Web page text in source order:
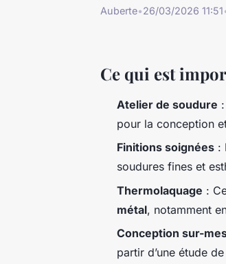
Auberte•26/03/2026 11:51
Ce qui est
Atelier de soudure
pour la conception
Finitions soignées :
soudures fines et
Thermolaquage :
métal, notamment
Conception sur-
partir d’une étude